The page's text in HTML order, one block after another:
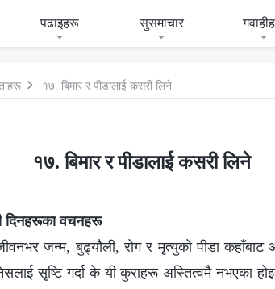
पढाइहरू सुसमाचार
१७. बिमार र पीडालाई कसरी लिने
१७. बिमार र पीडालाई कसरी लिने
दिनहरूका वचनहरू
जन्म, बुढ्यौली, रोग र मृत्युको पीडा
सृष्टि गर्दा के यी कुराहरू अस्तित्वमै नभएका